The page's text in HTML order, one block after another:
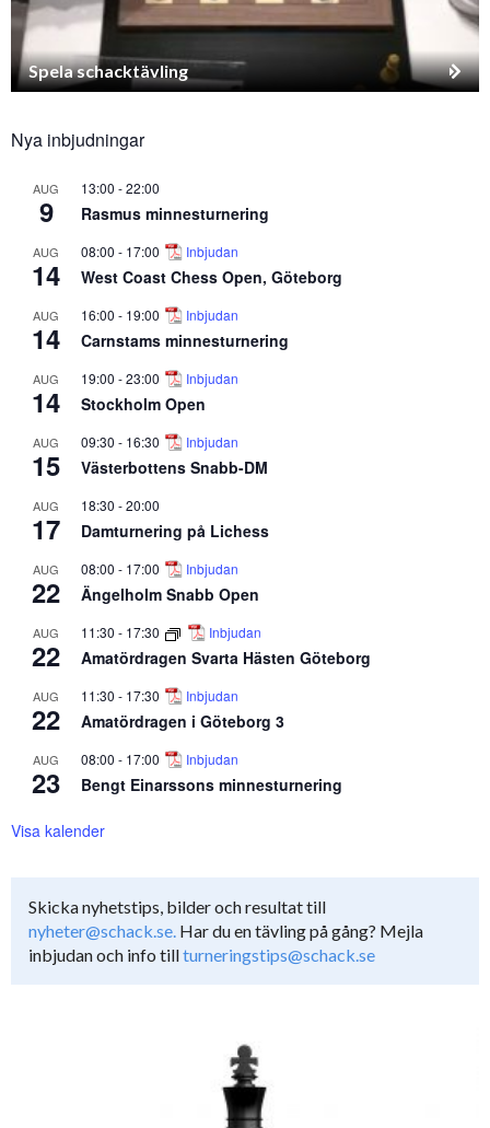
Spela schacktävling
Nya inbjudningar
AUG
9
13:00 -22:00
Rasmus minnesturnering
AUG
14
08:00 - 17:00 Inbjudan
West Coast Chess Open, Göteborg
AUG
14
16:00 - 19:00 Inbjudan
Carnstams minnesturnering
AUG
14
19:00 -23:00 Inbjudan
Stockholm Open
AUG
15
09:30 - 16:30 Inbjudan
Västerbottens Snabb-DM
AUG
17
18:30 -20:00
Damturnering på Lichess
AUG
22
08:00 - 17:00 Inbjudan
Ängelholm Snabb Open
AUG
22
11:30 - 17:30 Inbjudan
Amatördragen Svarta Hästen Göteborg
AUG
22
11:30 - 17:30 Inbjudan
Amatördragen i Göteborg 3
AUG
23
08:00 - 17:00 Inbjudan
Bengt Einarssons minnesturnering
Visa kalender
Skicka nyhetstips, bilder och resultat till
nyheter@schack.se. Har du en tävling på gång? Mejla
inbjudan och info tillturneringstips@schack.se